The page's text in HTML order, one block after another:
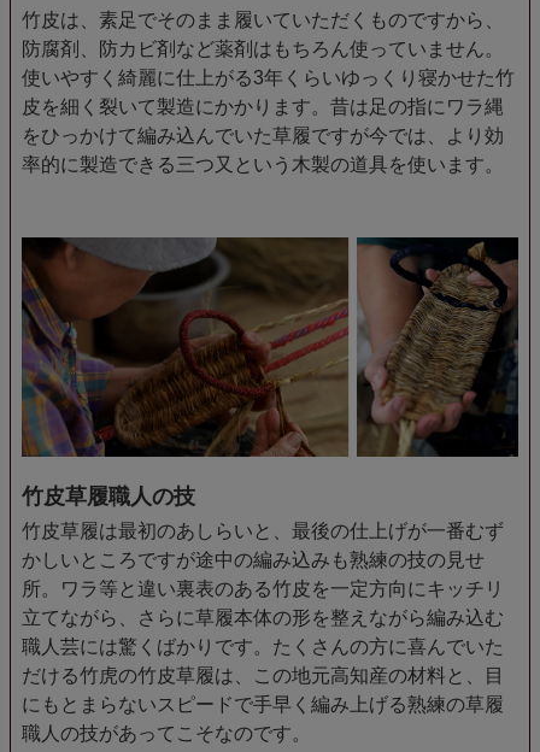
竹皮は、素足でそのまま履いていただくものですから、
防腐剤、防カビ剤など薬剤はもちろん使っていません。
使いやすく綺麗に仕上がる3年くらいゆっくり寝かせた竹
皮を細く裂いて製造にかかります。昔は足の指にワラ縄
をひっかけて編み込んでいた草履ですが今では、より効
率的に製造できる三つ又という木製の道具を使います。
竹皮草履職人の技
竹皮草履は最初のあしらいと、最後の仕上げが一番むず
かしいところですが途中の編み込みも熟練の技の見せ
所。ワラ等と違い裏表のある竹皮を一定方向にキッチリ
立てながら、さらに草履本体の形を整えながら編み込む
職人芸には驚くばかりです。たくさんの方に喜んでいた
だける竹虎の竹皮草履は、この地元高知産の材料と、目
にもとまらないスピードで手早く編み上げる熟練の草履
職人の技があってこそなのです。